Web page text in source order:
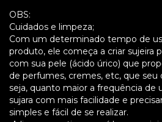
OBS:
Cuidados e limpeza;
Com um determinado tempo de
produto, ele começa a criar sujeira
com sua pele (ácido úrico) que
de perfumes, cremes, etc, que seu
seja, quanto maior a frequência de
sujara com mais facilidade e
simples e fácil de se realizar.